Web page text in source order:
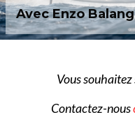
Avec Enzo
Vous souhaitez
Contactez-nous